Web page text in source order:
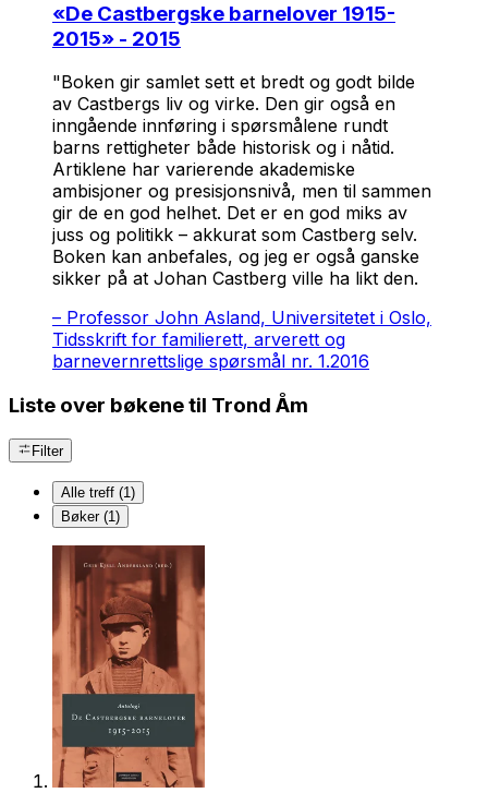
«De Castbergske barnelover 1915-
2015» - 2015
"Boken gir samlet sett et bredt og godt bilde
av Castbergs liv og virke. Den gir også en
inngående innføring i spørsmålene rundt
barns rettigheter både historisk og i nåtid.
Artiklene har varierende akademiske
ambisjoner og presisjonsnivå, men til sammen
gir de en god helhet. Det er en god miks av
juss og politikk – akkurat som Castberg selv.
Boken kan anbefales, og jeg er også ganske
sikker på at Johan Castberg ville ha likt den.
– Professor John Asland, Universitetet i Oslo,
Tidsskrift for familierett, arverett og
barnevernrettslige spørsmål nr. 1.2016
Liste over bøkene til Trond Åm
Filter
Alle treff (1)
Bøker (1)